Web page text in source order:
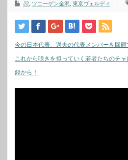
J2 ツエーゲン金沢 東京ヴェルディ
今の日本代表、過去の代表メンバーを回顧
これから咲きを担っていく若者たちのチ
録から！